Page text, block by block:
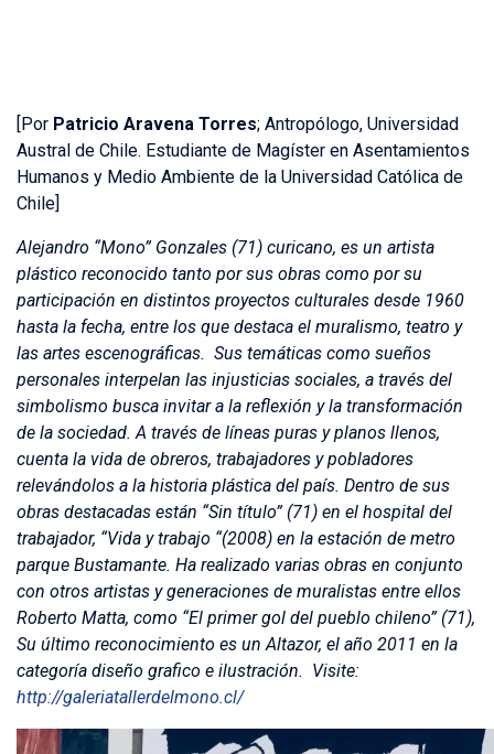
[Por Patricio Aravena Torres; Antropólogo, Universidad
Austral de Chile. Estudiante de Magíster en Asentamientos
Humanos y Medio Ambiente de la Universidad Católica de
Chile]
Alejandro “Mono” Gonzales (71) curicano, es un artista
plástico reconocido tanto por sus obras como por su
participación en distintos proyectos culturales desde 1960
hasta la fecha, entre los que destaca el muralismo, teatro y
las artes escenográficas. Sus temáticas como sueños
personales interpelan las injusticias sociales, a través del
simbolismo busca invitar a la reflexión y la transformación
de la sociedad. A través de líneas puras y planos llenos,
cuenta la vida de obreros, trabajadores y pobladores
relevándolos a la historia plástica del país. Dentro de sus
obras destacadas están “Sin título” (71) en el hospital del
trabajador, “Vida y trabajo “(2008) en la estación de metro
parque Bustamante. Ha realizado varias obras en conjunto
con otros artistas y generaciones de muralistas entre ellos
Roberto Matta, como “El primer gol del pueblo chileno” (71),
Su último reconocimiento es un Altazor, el año 2011 en la
categoría diseño grafico e ilustración. Visite:
http://galeriatallerdelmono.cl/